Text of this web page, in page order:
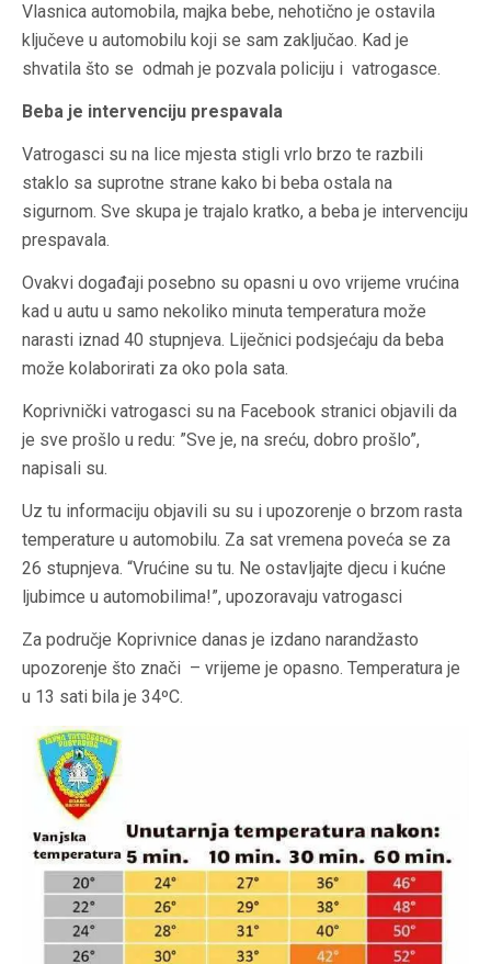
Vlasnica automobila, majka bebe, nehotično je ostavila
ključeve u automobilu koji se sam zaključao. Kad je
shvatila što se odmah je pozvala policiju i vatrogasce.
Beba je intervenciju prespavala
Vatrogasci su na lice mjesta stigli vrlo brzo te razbili
staklo sa suprotne strane kako bi beba ostala na
sigurnom. Sve skupa je trajalo kratko, a beba je intervenciju
prespavala.
Ovakvi događaji posebno su opasni u ovo vrijeme vrućina
kad u autu u samo nekoliko minuta temperatura može
narasti iznad 40 stupnjeva. Liječnici podsjećaju da beba
može kolaborirati za oko pola sata.
Koprivnički vatrogasci su na Facebook stranici objavili da
je sve prošlo u redu: ”Sve je, na sreću, dobro prošlo”,
napisali su.
Uz tu informaciju objavili su su i upozorenje o brzom rasta
temperature u automobilu. Za sat vremena poveća se za
26 stupnjeva. “Vrućine su tu. Ne ostavljajte djecu i kućne
ljubimce u automobilima!”, upozoravaju vatrogasci
Za područje Koprivnice danas je izdano narandžasto
upozorenje što znači – vrijeme je opasno. Temperatura je
u 13 sati bila je 34ºC.